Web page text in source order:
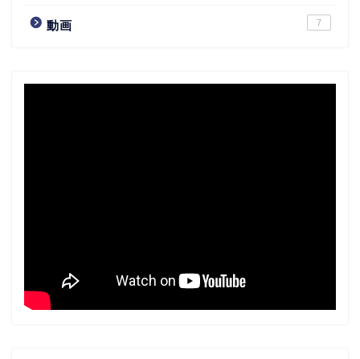
動画 7